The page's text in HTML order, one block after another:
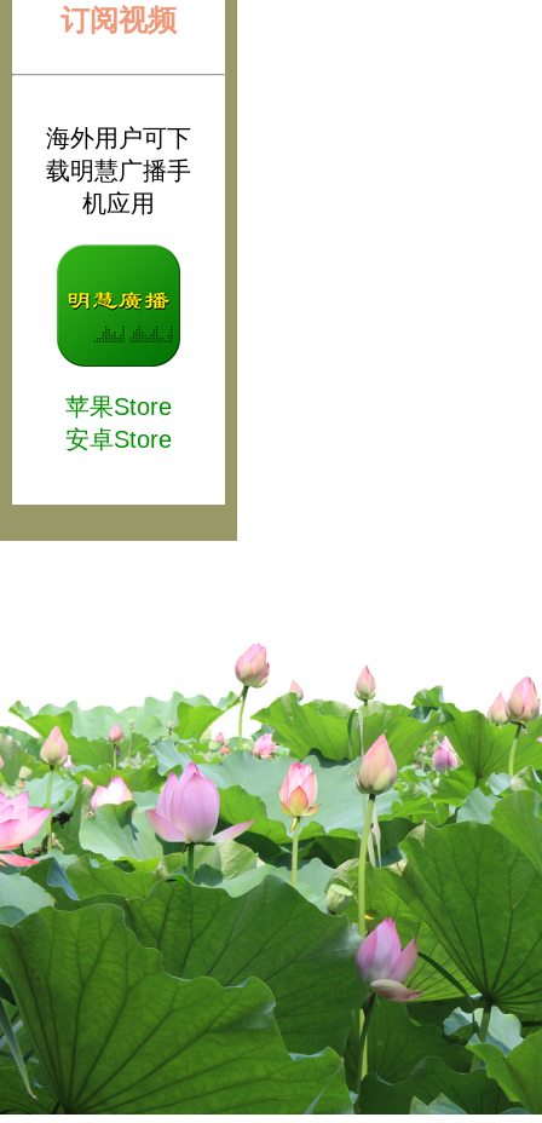
订阅视频
海外用户可下
载明慧广播手
机应用
苹果Store
安卓Store